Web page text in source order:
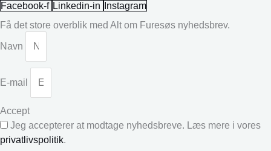
Facebook-f Linkedin-in
Instagram
Få det store overblik med Alt om Furesøs nyhedsbrev.
Navn
E-mail
Accept
Jeg accepterer at modtage nyhedsbreve. Læs mere i vores
privatlivspolitik.